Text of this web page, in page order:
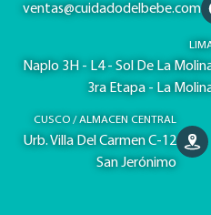
ventas@cuidadodelbebe.com
Naplo 3H - L4 - Sol De La
3ra Etapa - La
CUSCO / ALMACEN CENTRAL
Urb. Villa Del Carmen C-12
San Jerónimo